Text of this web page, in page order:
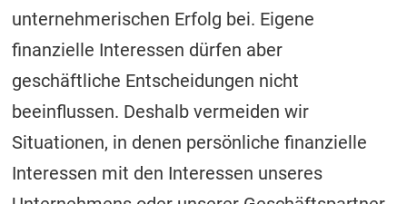
unternehmerischen Erfolg bei. Eigene
finanzielle Interessen dürfen aber
geschäftliche Entscheidungen nicht
beeinflussen. Deshalb vermeiden wir
Situationen, in denen persönliche finanzielle
Interessen mit den Interessen unseres